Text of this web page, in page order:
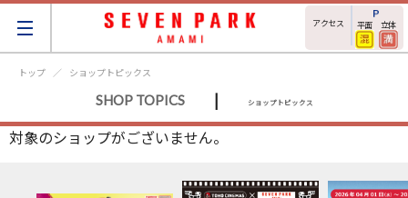
アクセス 平面 立体
トップ ショップトピックス
SHOP TOPICS | ショップトピックス
対象のショップがございません。